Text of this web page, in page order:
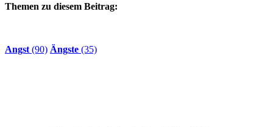
Themen zu diesem Beitrag:
Angst (90) Ängste (35)